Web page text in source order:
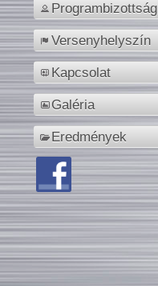
Programbizottság
Versenyhelyszín
Kapcsolat
Galéria
Eredmények